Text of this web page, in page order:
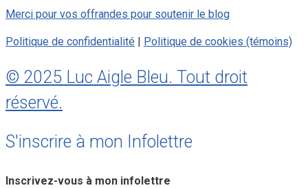
Merci pour vos offrandes pour soutenir le blog
Politique de confidentialité | Politique de cookies (témoins)
© 2025 Luc Aigle Bleu. Tout droit
réservé.
S'inscrire à mon Infolettre
Inscrivez-vous à mon infolettre